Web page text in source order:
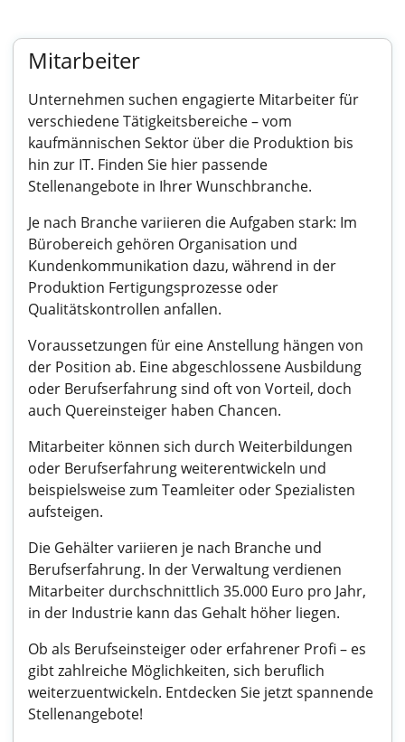
Mitarbeiter
Unternehmen suchen engagierte Mitarbeiter für
verschiedene Tätigkeitsbereiche – vom
kaufmännischen Sektor über die Produktion bis
hin zur IT. Finden Sie hier passende
Stellenangebote in Ihrer Wunschbranche.
Je nach Branche variieren die Aufgaben stark: Im
Bürobereich gehören Organisation und
Kundenkommunikation dazu, während in der
Produktion Fertigungsprozesse oder
Qualitätskontrollen anfallen.
Voraussetzungen für eine Anstellung hängen von
der Position ab. Eine abgeschlossene Ausbildung
oder Berufserfahrung sind oft von Vorteil, doch
auch Quereinsteiger haben Chancen.
Mitarbeiter können sich durch Weiterbildungen
oder Berufserfahrung weiterentwickeln und
beispielsweise zum Teamleiter oder Spezialisten
aufsteigen.
Die Gehälter variieren je nach Branche und
Berufserfahrung. In der Verwaltung verdienen
Mitarbeiter durchschnittlich 35.000 Euro pro Jahr,
in der Industrie kann das Gehalt höher liegen.
Ob als Berufseinsteiger oder erfahrener Profi – es
gibt zahlreiche Möglichkeiten, sich beruflich
weiterzuentwickeln. Entdecken Sie jetzt spannende
Stellenangebote!